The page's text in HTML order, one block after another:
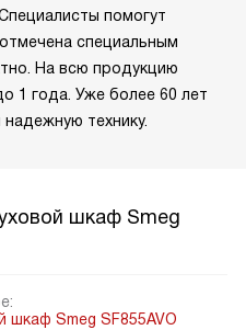
помогут
специальным
На всю продукцию
1 года. Уже более 60 лет
технику.
шкаф Smeg
шкаф Smeg SF855AVO